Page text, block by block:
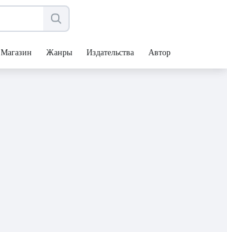
Магазин Жанры Издательства Авторы